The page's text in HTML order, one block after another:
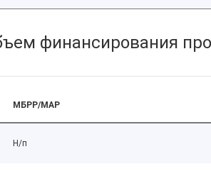
финансирования
МБРР/МАР
Н/п